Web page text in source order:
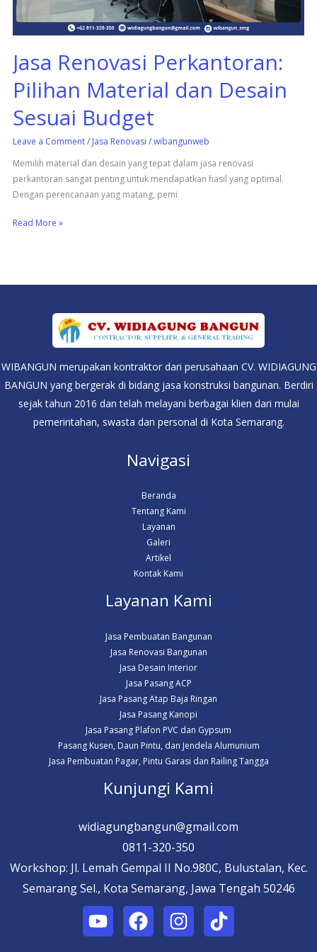
Jasa Renovasi Perkantoran:
Pilihan Material dan Desain
Sesuai Budget
Leave a Comment / Jasa Renovasi /wibangunweb
Memilih material dan desain yang tepat dalam jasa renovasi
perkantoran sangat penting untuk mendapatkan hasil yang optimal.
Dengan perencanaan yang matang, pemi
Budget
Read More »
WIBANGUN merupakan kontraktor dari perusahaan CV. WIDIAGUNG
BANGUN yang bergerak di bidang jasa konstruksi bangunan. Berdiri
sejak tahun 2016 dan telah melayani berbagai klien dari mulai
pemerintahan, swasta dan personal di Kota Semarang.
Navigasi
Beranda
Tentang Kami
Layanan
Galeri
Artikel
Kontak Kami
Layanan Kami
Jasa Pembuatan Bangunan
Jasa Renovasi Bangunan
Jasa Desain Interior
Jasa Pasang ACP
Jasa Pasang Atap Baja Ringan
Jasa Pasang Kanopi
Jasa Pasang Plafon PVC dan Gypsum
Pasang Kusen, Daun Pintu, dan Jendela Alumunium
Jasa Pembuatan Pagar, Pintu Garasi dan Railing Tangga
Kunjungi Kami
widiagungbangun@gmail.com
0811-320-350
Workshop: Jl. Lemah Gempal II No.980C, Bulustalan, Kec.
Semarang Sel., Kota Semarang, Jawa Tengah 50246